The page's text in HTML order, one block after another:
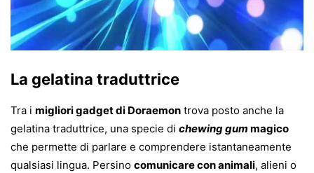
La gelatina traduttrice
Tra i migliori gadget di Doraemon trova posto anche la
gelatina traduttrice, una specie di chewing gum magico
che permette di parlare e comprendere istantaneamente
qualsiasi lingua. Persino comunicare con animali, alieni o